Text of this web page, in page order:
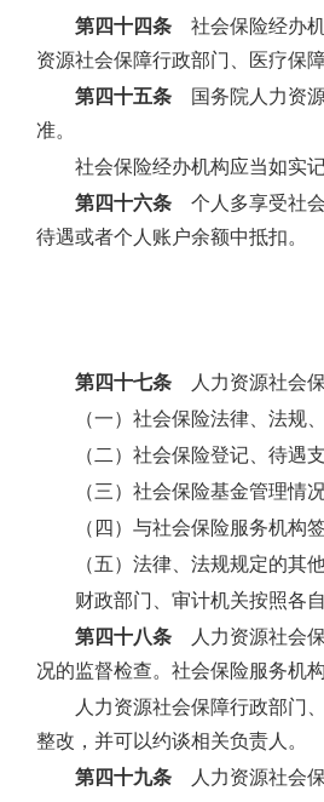
第四十四条 社会保险经办
资源社会保障行政部门、医疗保
第四十五条 国务院人力资
准。
社会保险经办机构应当如实
第四十六条 个人多享受社
待遇或者个人账户余额中抵扣。
第四十七条 人力资源社会
（一）社会保险法律、法规
（二）社会保险登记、待遇
（三）社会保险基金管理情况
（四）与社会保险服务机构
（五）法律、法规规定的其
财政部门、审计机关按照各
第四十八条 人力资源社会
况的监督检查。社会保险服务机
人力资源社会保障行政部门
整改，并可以约谈相关负责人。
第四十九条 人力资源社会